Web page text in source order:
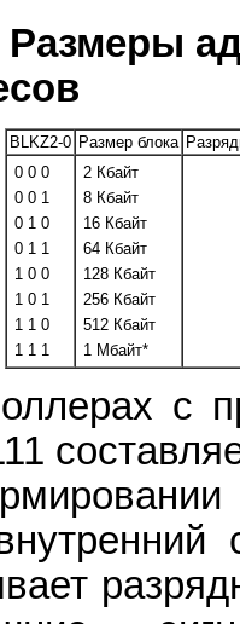
Размеры
BLKZ2-0 Размер блока
0 0 0
0 0 1
0 1 0
0 1 1
1 0 0
1 0 1
1 1 0
1 1 1
2 Кбайт
8 Кбайт
16 Кбайт
64 Кбайт
128 Кбайт
256 Кбайт
512 Кбайт
1 Мбайт*
с